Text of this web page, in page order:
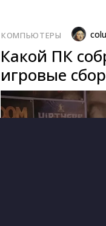
КОМПЬЮТЕРЫ
Какой ПК
игровые